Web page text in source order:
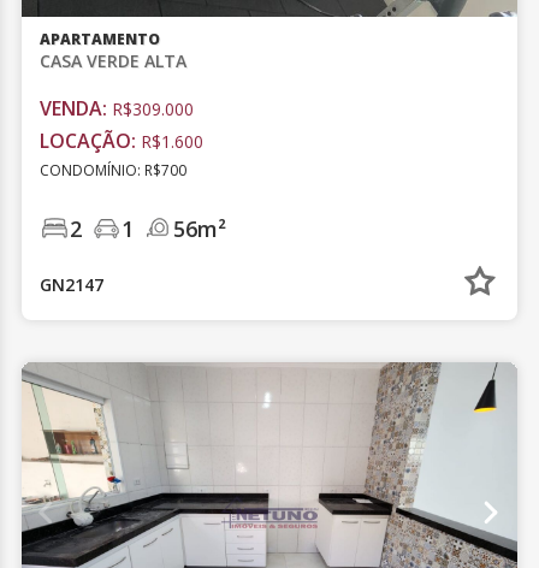
APARTAMENTO
CASA VERDE ALTA
VENDA: R$309.000
LOCAÇÃO: R$1.600
CONDOMÍNIO: R$700
2 1 56m²
GN2147